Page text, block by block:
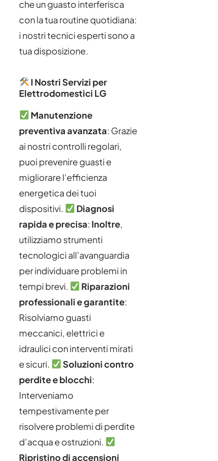
che un guasto interferisca
con la tua routine quotidiana:
i nostri tecnici esperti sono a
tua disposizione.
I Nostri Servizi per
Elettrodomestici LG
Manutenzione
preventiva avanzata: Grazie
ai nostri controlli regolari,
puoi prevenire guasti e
migliorare l’efficienza
energetica dei tuoi
dispositivi.
Diagnosi
rapida e precisa: Inoltre,
utilizziamo strumenti
tecnologici all’avanguardia
per individuare problemi in
tempi brevi.
Riparazioni
professionali e garantite:
Risolviamo guasti
meccanici, elettrici e
idraulici con interventi mirati
e sicuri.
Soluzioni contro
perdite e blocchi:
Interveniamo
tempestivamente per
risolvere problemi di perdite
d’acqua e ostruzioni.
Ripristino di accensioni